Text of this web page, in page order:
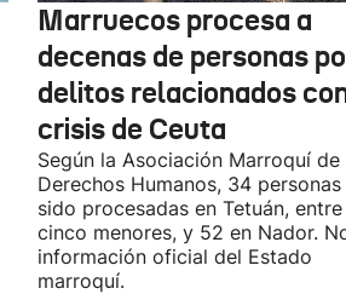
Marruecos procesa a
decenas de personas
delitos relacionados
crisis de Ceuta
Según la Asociación Marroquí de
Derechos Humanos, 34 personas
sido procesadas en Tetuán,
cinco menores, y 52 en Nador.
información oficial del Estado
marroquí.